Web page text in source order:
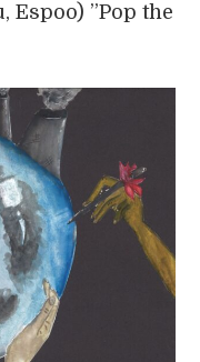
”Pop the